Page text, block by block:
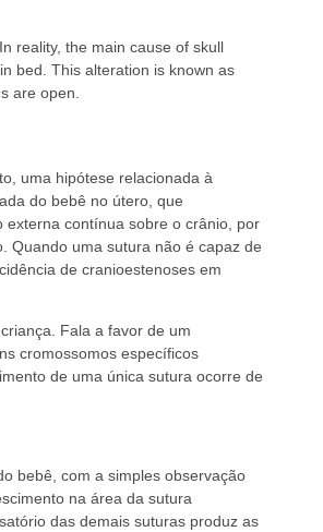
reality, the main cause of skull
bed. This alteration is known as
are open.
uma hipótese relacionada à
do bebê no útero, que
externa contínua sobre o crânio, por
Quando uma sutura não é capaz de
de cranioestenoses em
Fala a favor de um
cromossomos específicos
de uma única sutura ocorre de
bebê, com a simples observação
na área da sutura
das demais suturas produz as